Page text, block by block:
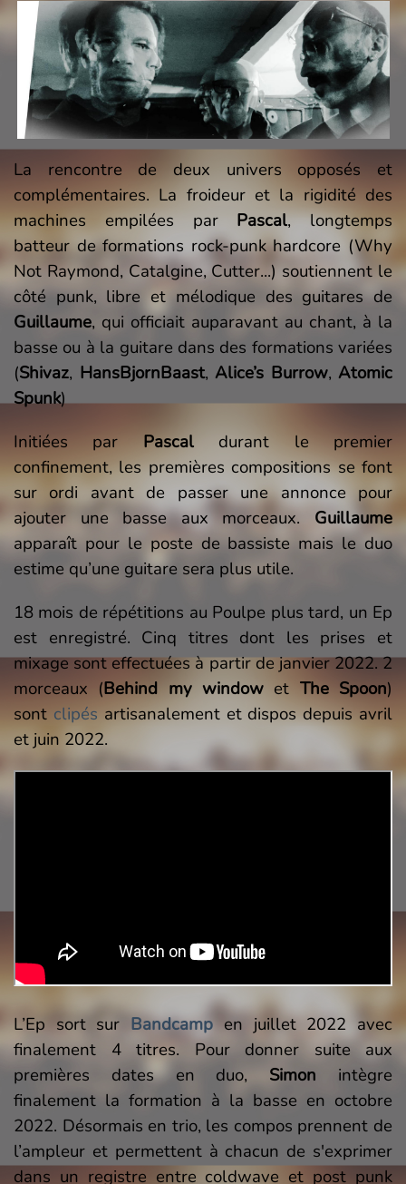
La rencontre de deux univers opposés et
complémentaires. La froideur et la rigidité des
machines empilées par Pascal, longtemps
batteur de formations rock-punk hardcore (Why
Not Raymond, Catalgine, Cutter...) soutiennent le
côté punk, libre et mélodique des guitares de
Guillaume, qui officiait auparavant au chant, à la
basse ou à la guitare dans des formations variées
(Shivaz, HansBjornBaast, Alice’s Burrow, Atomic
Spunk)
Initiées par Pascaldurant le premier
confinement, les premières compositions se font
sur ordi avant de passer une annonce pour
ajouter une basse aux morceaux. Guillaume
apparaît pour le poste de bassiste mais le duo
estime qu’une guitare sera plus utile.
18 mois de répétitions au Poulpe plus tard, un Ep
est enregistré. Cinq titres dont les prises et
mixage sont effectuées à partir de janvier 2022.2
morceaux (Behind my window et The Spoon)
sont clipés artisanalement et dispos depuis avril
et juin 2022.
L’Ep sort sur Bandcamp en juillet 2022 avec
finalement 4 titres. Pour donner suite aux
premières dates en duo, Simon intègre
finalement la formation à la basse en octobre
2022. Désormais en trio, les compos prennent de
l’ampleur et permettent à chacun de s'exprimer
dans un registre entre coldwave et post punk